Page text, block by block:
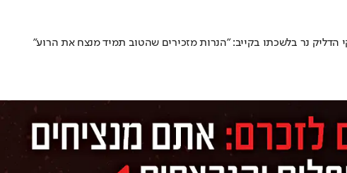
הדליק נר בלשכתו בקייב: "הנרות מזכירים שהטוב תמיד מנצח את הרוע"